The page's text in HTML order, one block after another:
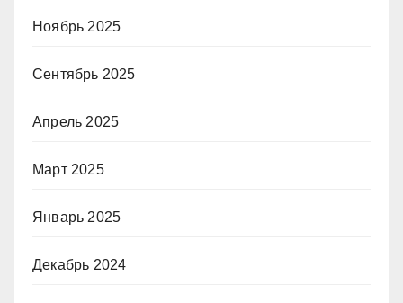
Ноябрь 2025
Сентябрь 2025
Апрель 2025
Март 2025
Январь 2025
Декабрь 2024